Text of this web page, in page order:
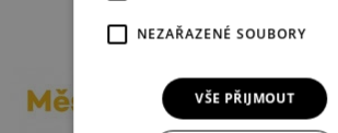
NEZAŘAZENÉ SOUBORY
VŠE PŘIJMOUT